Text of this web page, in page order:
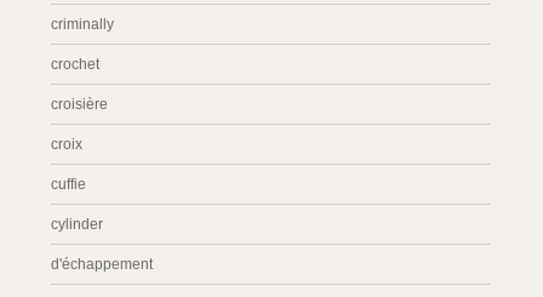
criminally
crochet
croisière
croix
cuffie
cylinder
d'échappement